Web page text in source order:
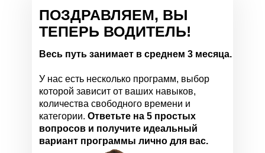
ПОЗДРАВЛЯЕМ, ВЫ
ТЕПЕРЬ ВОДИТЕЛЬ!
Весь путь занимает в среднем 3 месяца.
У нас есть несколько программ, выбор
которой зависит от ваших навыков,
количества свободного времени и
категории. Ответьте на 5 простых
вопросов и получите идеальный
вариант программы лично для вас.